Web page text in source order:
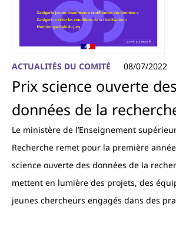
ACTUALITÉS DU COMITÉ 08/07/2022
Prix science ouverte des
données de la
Le ministère de l’Enseignement
Recherche remet pour la première
science ouverte des données de la
mettent en lumière des projets, des
jeunes chercheurs engagés dans des